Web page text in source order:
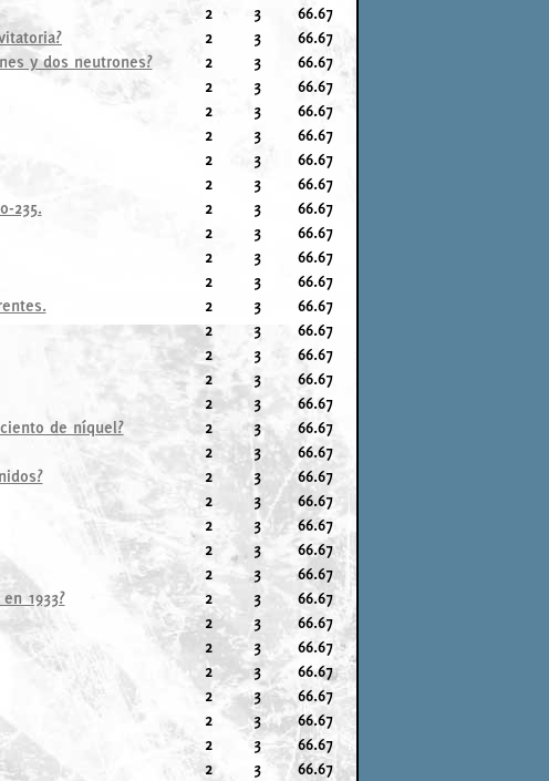
2 3
66.67
2 3
66.67
y dos neutrones? 2 3
66.67
2 3
66.67
2 3
66.67
2 3
66.67
2 3
66.67
2 3
66.67
235. 2 3
66.67
2 3
66.67
2 3
66.67
2 3
66.67
2 3
66.67
2 3
66.67
2 3
66.67
2 3
66.67
2 3
66.67
de níquel? 2 3
66.67
2 3
66.67
2 3
66.67
2 3
66.67
2 3
66.67
2 3
66.67
2 3
66.67
1933? 2 3
66.67
2 3
66.67
2 3
66.67
2 3
66.67
2 3
66.67
2 3
66.67
2 3
66.67
2 3
66.67